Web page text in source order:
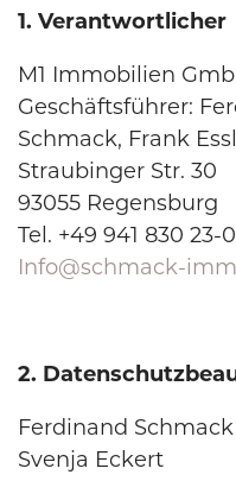
1. Verantwortlicher
M1 Immobilien
Geschäftsführer:
Schmack, Frank
Straubinger Str. 30
93055 Regensburg
Tel. +49 941 830 23-0
Info@schmack-
2.
Ferdinand
Svenja Eckert